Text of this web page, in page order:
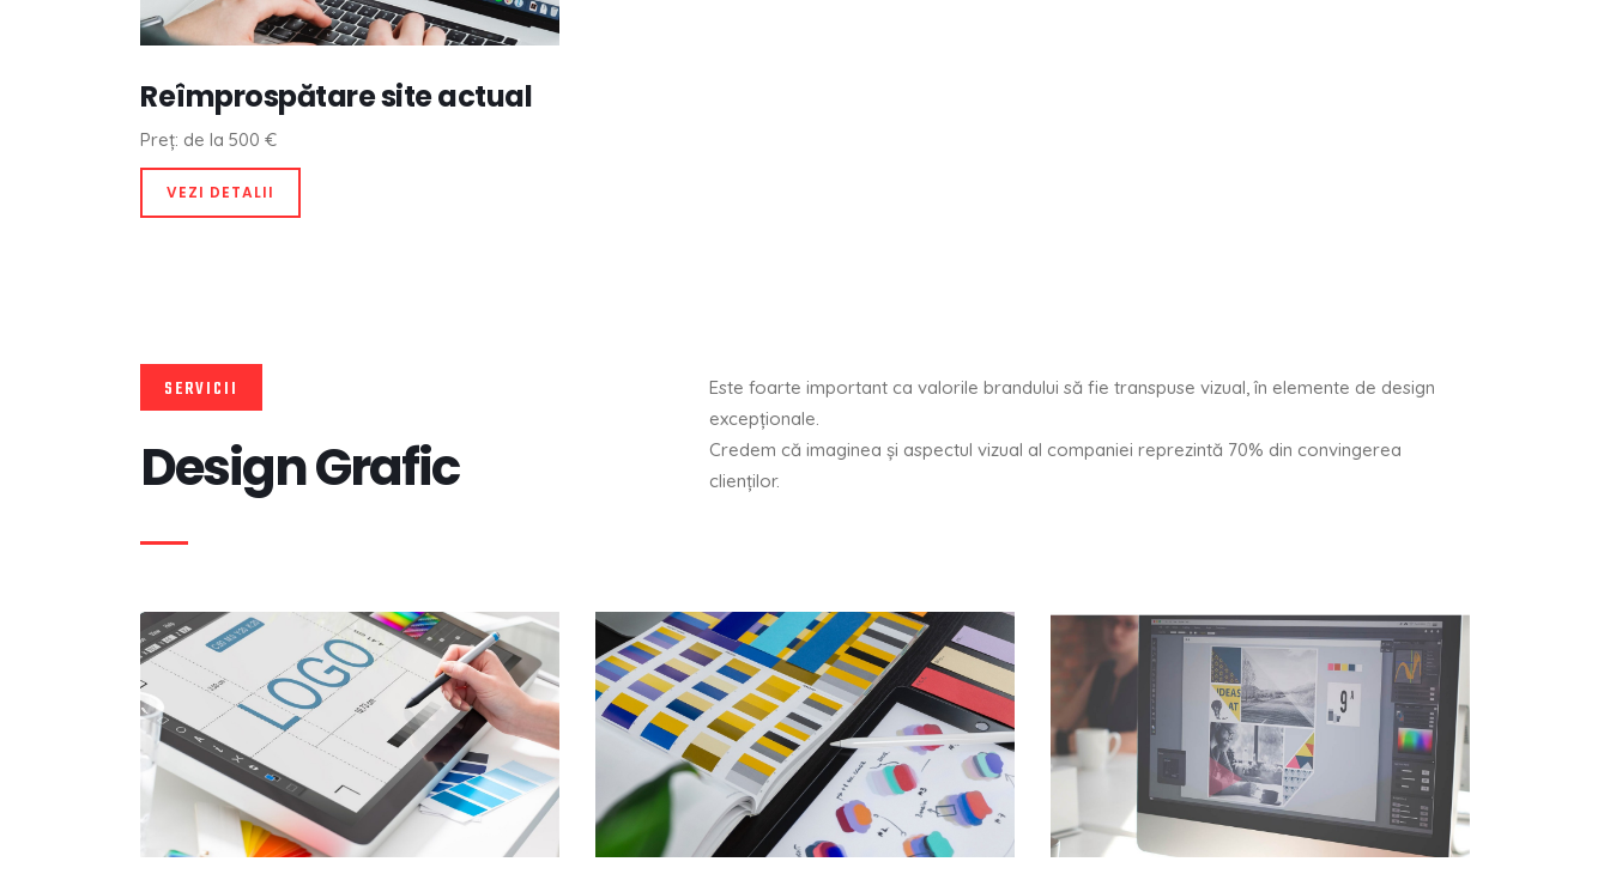
Reîmprospătare site actual
Preț: de la 500 €
VEZI DETALII
SERVICII
Design Grafic
Este foarte important ca valorile brandului să fie transpuse vizual, în elemente de design
excepționale.
Credem că imaginea și aspectul vizual al companiei reprezintă 70% din convingerea
clienților.